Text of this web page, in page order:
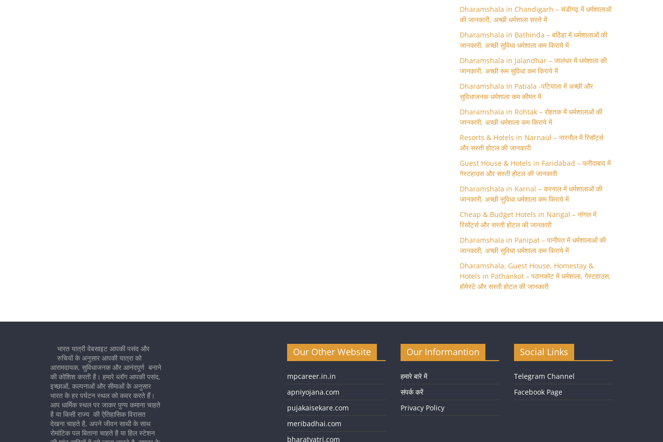
Dharamshala in Chandigarh – चंडीगढ़ में धर्मशालाओं
की जानकारी, अच्छी धर्मशाला सस्ते में
Dharamshala in Bathinda – बठिंडा में धर्मशालाओं की
जानकारी, अच्छी सुविधा धर्मशाला कम किराये में
Dharamshala in Jalandhar – जालंधर में धर्मशाला की
जानकारी, अच्छी रूम सुविधा कम किराये में
Dharamshala In Patiala -पटियाला में अच्छी और
सुविधाजनक धर्मशाला कम कीमत में
Dharamshala in Rohtak – रोहतक में धर्मशालाओं की
जानकारी, अच्छी धर्मशाला कम किराये में
Resorts & Hotels in Narnaul – नारनौल में रिसॉर्ट्स
और सस्ती होटल की जानकारी
Guest House & Hotels in Faridabad – फरीदाबाद में
गेस्टहाउस और सस्ती होटल की जानकारी
Dharamshala in Karnal – करनाल में धर्मशालाओं की
जानकारी, अच्छी सुविधा धर्मशाला कम किराये में
Cheap & Budget Hotels in Nangal – नांगल में
रिसॉर्ट्स और सस्ती होटल की जानकारी
Dharamshala in Panipat – पानीपत में धर्मशालाओं की
जानकारी, अच्छी सुविधा धर्मशाला कम किराये में
Dharamshala, Guest House, Homestay &
Hotels in Pathankot – पठानकोट में धर्मशाला, गेस्टहाउस,
होमेस्टे और सस्ती होटल की जानकारी
भारत यात्री वेबसाइट आपकी पसंद और
रुचियों के अनुसार आपकी यात्रा को
आरामदायक, सुविधाजनक और आनंदपूर्ण बनाने
की कोशिश करती है। हमारे ब्लॉग आपकी पसंद,
इच्छाओं, कल्पनाओं और सीमाओं के अनुसार
भारत के हर पर्यटन स्थल को कवर करते हैं।
आप धार्मिक स्थल पर जाकर पुण्य कमाना चाहते
है या किसी राज्य की ऐतिहासिक विरासत
देखना चाहते है, अपने जीवन साथी के साथ
रोमांटिक पल बिताना चाहते है या हिल स्टेशन
Our Other Website
mpcareer.in.in
apniyojana.com
pujakaisekare.com
meribadhai.com
bharatyatri.com
Our Informantion
हमारे बारे में
संपर्क करें
Privacy Policy
Social Links
Telegram Channel
Facebook Page